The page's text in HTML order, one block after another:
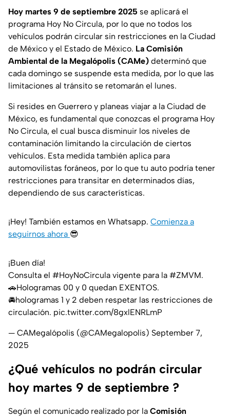
Hoy martes 9 de septiembre 2025 se aplicará el
programa Hoy No Circula, por lo que no todos los
vehículos podrán circular sin restricciones en la Ciudad
de México y el Estado de México. La Comisión
Ambiental de la Megalópolis (CAMe) determinó que
cada domingo se suspende esta medida, por lo que las
limitaciones al tránsito se retomarán el lunes.
Si resides en Guerrero y planeas viajar a la Ciudad de
México, es fundamental que conozcas el programa Hoy
No Circula, el cual busca disminuir los niveles de
contaminación limitando la circulación de ciertos
vehículos. Esta medida también aplica para
automovilistas foráneos, por lo que tu auto podría tener
restricciones para transitar en determinados días,
dependiendo de sus características.
¡Hey! También estamos en Whatsapp. Comienza a
seguirnos ahora 😎
¡Buen día!
Consulta el #HoyNoCircula vigente para la #ZMVM.
🚗Hologramas 00 y 0 quedan EXENTOS.
🚘hologramas 1 y 2 deben respetar las restricciones de
circulación. pic.twitter.com/8gxlENRLmP
— CAMegalópolis (@CAMegalopolis) September 7,
2025
¿Qué vehículos no podrán circular
hoy martes 9 de septiembre ?
Según el comunicado realizado por la Comisión